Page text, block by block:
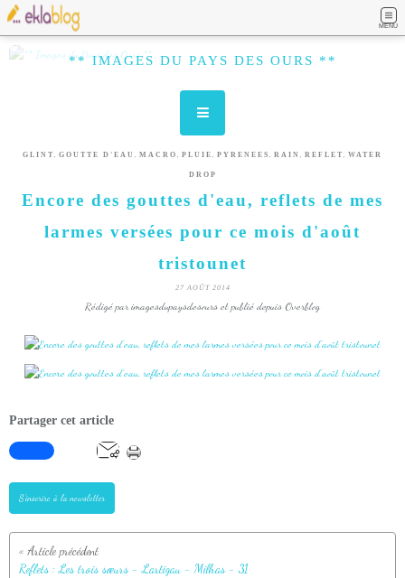
MENU
** IMAGES DU PAYS DES OURS **
GLINT, GOUTTE D'EAU , MACRO , PLUIE , PYRENEES , RAIN , REFLET, WATER
DROP
Encore des gouttes d'eau, reflets de mes
larmes versées pour ce mois d'août
tristounet
27 AOÛT 2014
Rédigé par imagesdupaysdesours et publié depuis Overblog
Partager cet article
S'inscrire à la newsletter
Reflets : Les trois sœurs - Lartigau - Milhas - 31